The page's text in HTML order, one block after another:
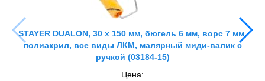
STAYER DUALON, 30 х 150 мм, бюгель 6 мм, ворс 7 мм,
полиакрил, все виды ЛКМ, малярный миди-валик с
ручкой (03184-15)
Цена: